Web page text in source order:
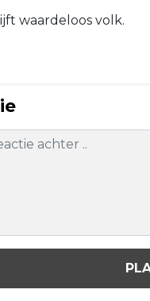
waardeloos volk.